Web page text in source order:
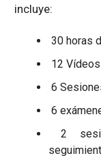
incluye:
30 horas
12
6
6
2